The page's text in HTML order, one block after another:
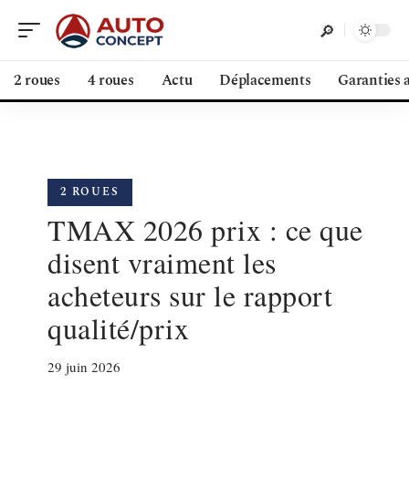
2 roues 4 roues Actu Déplacements Garanties
2 ROUES
TMAX 2026 prix : ce que
disent vraiment les
acheteurs sur le rapport
qualité/prix
29 juin 2026